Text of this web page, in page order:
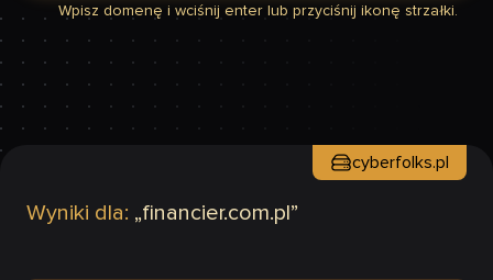
Wpisz domenę i wciśnij enter lub przyciśnij ikonę strzałki.
Wyniki dla: „financier.com.pl ”
cyberfolks.pl